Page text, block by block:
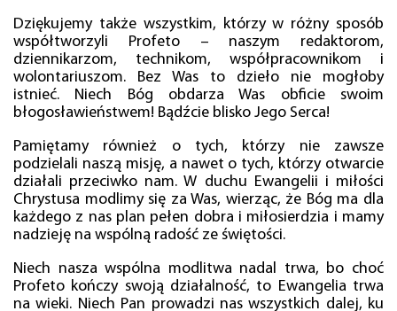
Dziękujemy także wszystkim, którzy w różny sposób
współtworzyli Profeto – naszym redaktorom,
dziennikarzom, technikom, współpracownikom i
wolontariuszom. Bez Was to dzieło nie mogłoby
istnieć. Niech Bóg obdarza Was obficie swoim
błogosławieństwem! Bądźcie blisko Jego Serca!
Pamiętamy również o tych, którzy nie zawsze
podzielali naszą misję, a nawet o tych, którzy otwarcie
działali przeciwko nam. W duchu Ewangelii i miłości
Chrystusa modlimy się za Was, wierząc, że Bóg ma dla
każdego z nas plan pełen dobra i miłosierdzia i mamy
nadzieję na wspólną radość ze świętości.
Niech nasza wspólna modlitwa nadal trwa, bo choć
Profeto kończy swoją działalność, to Ewangelia trwa
na wieki. Niech Pan prowadzi nas wszystkich dalej, ku